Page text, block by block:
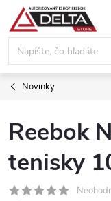
Prejsť
obsah
Novinky
Reebok
tenisky